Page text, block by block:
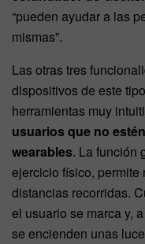
“pueden ayudar a las
mismas”.
Las otras tres
dispositivos de este
herramientas muy
usuarios que no
wearables. La función
ejercicio físico, permite
distancias recorridas.
el usuario se marca y,
se encienden unas